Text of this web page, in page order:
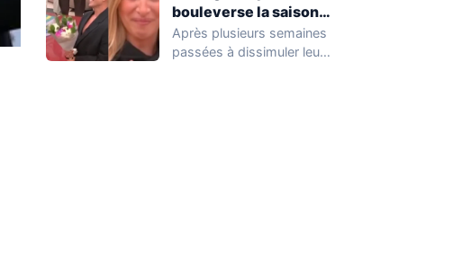
bouleverse la saison
de Secret Story
Après plusieurs semaines
passées à dissimuler leur